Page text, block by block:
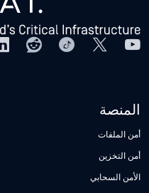
المنصة
أمن الملفات
أمن التخزين
الأمن السحابي